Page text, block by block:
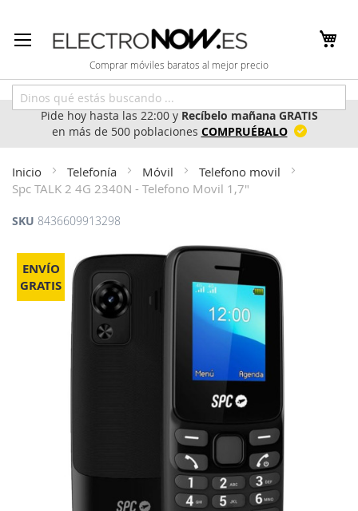
al
contenido
Comprar móviles baratos al mejor precio
Pide hoy hasta las 22:00 yRecíbelo mañana GRATIS
en más de 500 poblaciones COMPRUÉBALO
Inicio Telefonía Móvil
Telefono movil
Spc TALK 2 4G 2340N - Telefono Movil 1,7"
ENVÍO
GRATIS
SKU 8436609913298
Saltar
final
de